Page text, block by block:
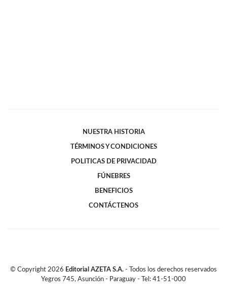
NUESTRA HISTORIA
TÉRMINOS Y CONDICIONES
POLITICAS DE PRIVACIDAD
FÚNEBRES
BENEFICIOS
CONTÁCTENOS
© Copyright 2026 Editorial AZETA S.A. - Todos los derechos reservados
Yegros 745, Asunción - Paraguay - Tel: 41-51-000